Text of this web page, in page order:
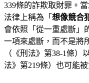
339條的詐欺取財罪。
法律上稱為「 想像競合
會依照「從一重處斷」
一項來處斷，而不是將
（《刑法》第38-1條）
法》第219條）也可能